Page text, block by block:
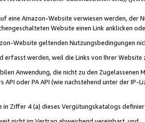
eine Amazon-Website verwiesen werden,
Website einen Link anklicken
Website geltenden Nutzungsbedingungen
werden, weil die Links von Ihrer
Anwendung, die nicht zu den
API oder PA API (wie nachstehend unter der
in Ziffer 4 (a) dieses Vergütungskatalogs